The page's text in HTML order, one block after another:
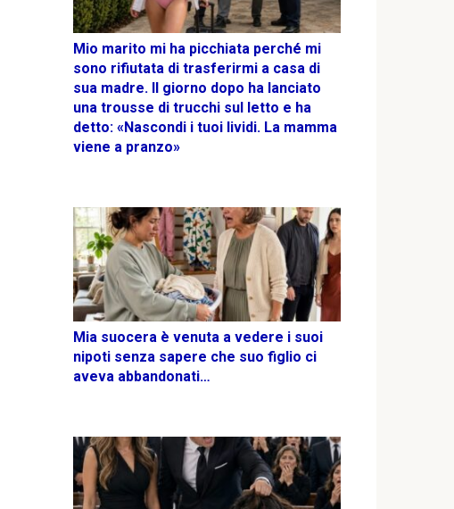
Mio marito mi ha picchiata perché mi
sono rifiutata di trasferirmi a casa di
sua madre. Il giorno dopo ha lanciato
una trousse di trucchi sul letto e ha
detto: «Nascondi i tuoi lividi. La mamma
viene a pranzo»
Mia suocera è venuta a vedere i suoi
nipoti senza sapere che suo figlio ci
aveva abbandonati…